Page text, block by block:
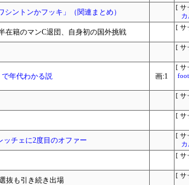
ントンかフッキ」（関連まとめ）
[ サ
籍のマンC退団、自身初の国外挑戦
[ サ
[ サ
年代わかる説 画:1
[ サ
[ サ
[ サ
チェに2度目のオファー
[ サ
[ サ
抜も引き続き出場
[ サ